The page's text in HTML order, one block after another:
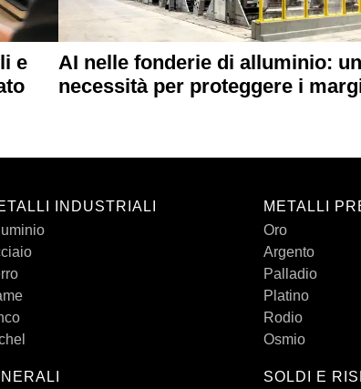
e
AI nelle fonderie di alluminio:
necessità per proteggere i
INDUSTRIALI
METALLI
Oro
Argento
Palladio
Platino
Rodio
Osmio
SOLDI E